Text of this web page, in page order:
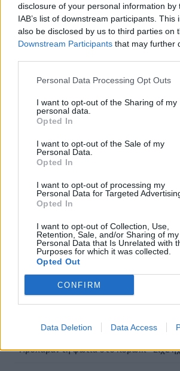
disclosure of your personal information by
IAB’s list of downstream participants. This
also be disclosed by us to third parties on
Downstream Participants that may further
Personal Data Processing Opt Outs
I want to opt-out of the Sharing of my
personal data.
Opted In
I want to opt-out of the Sale of my
Personal Data.
Opted In
I want to opt-out of processing my
Personal Data for Targeted
Opted In
I want to opt-out of Collection, Use,
Retention, Sale, and/or Sharing of my
Personal Data that Is Unrelated with
Purposes for which it was collected.
Opted Out
CONFIRM
Data Deletion Data Access
Παρέμβαση εισαγγελέα για το
προσγειώθηκε δίπλα σε λουόμενους
Κρίσιμες ελλείψεις αίματος - Έκκληση
αιμοδοσία
Κοντογεώργης: «Η φετινή ΔΕΘ είναι
Μεγάλη φωτιά στο Μουζάκι Ηλείας
Πλαστική ρύπανση: Το «παραμελημένο»
Πρόλαβαν τη φωτιά στο Κορωπί - Είχε